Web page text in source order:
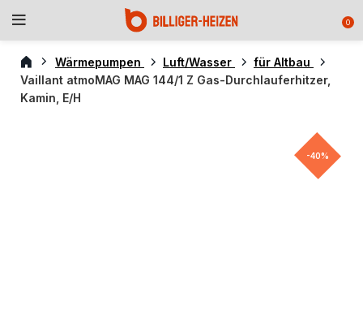
0
Wärmepumpen Luft/Wasser
für Altbau
Vaillant atmoMAG MAG 144/1 Z Gas-Durchlauferhitzer,
Kamin, E/H
-40%